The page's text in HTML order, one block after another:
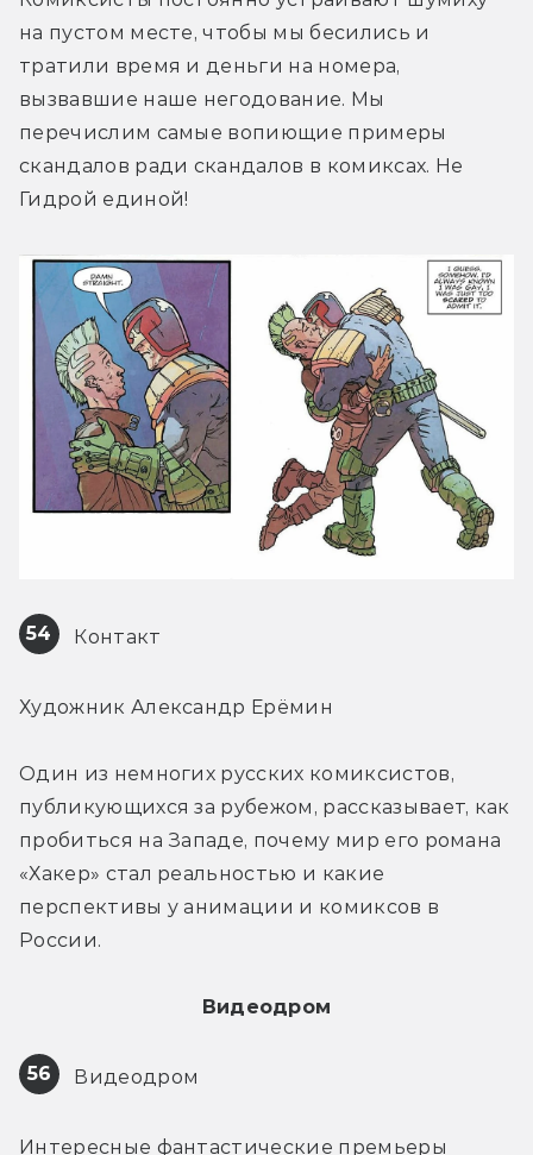
на пустом месте, чтобы мы бесились и
тратили время и деньги на номера,
вызвавшие наше негодование. Мы
перечислим самые вопиющие примеры
скандалов ради скандалов в комиксах. Не
Гидрой единой!
54 Контакт
Художник Александр Ерёмин
Один из немногих русских комиксистов,
публикующихся за рубежом, рассказывает, как
пробиться на Западе, почему мир его романа
«Хакер» стал реальностью и какие
перспективы у анимации и комиксов в
России.
Видеодром
56 Видеодром
Интересные фантастические премьеры